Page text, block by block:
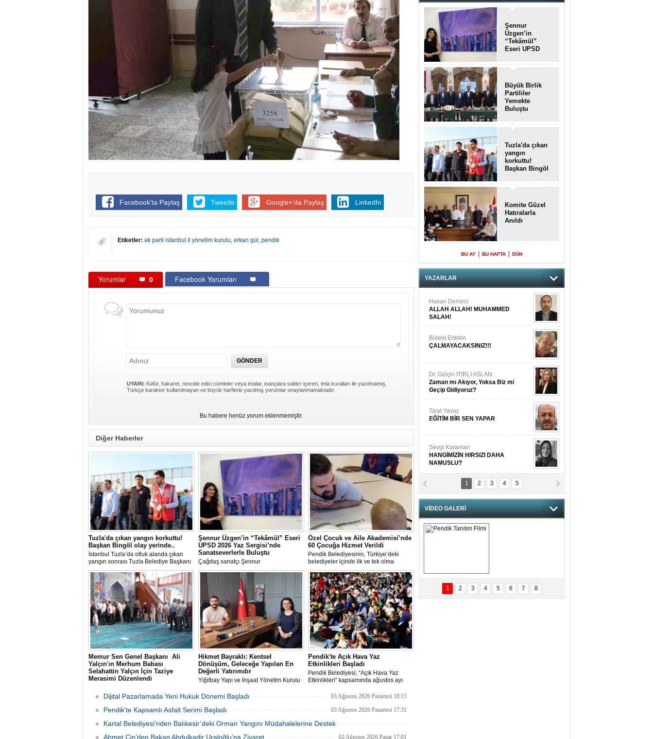
Facebook'ta Paylaş Tweetle Google+'da Paylaş LinkedIn
Etiketler: ak parti istanbul il yönetim kurulu, erkan gül , pendik
Yorumlar 0 Facebook Yorumları
UYARI: Küfür, hakaret, rencide edici cümleler veya imalar, inançlara saldırı içeren, imla kuralları ile yazılmamış,
Türkçe karakter kullanılmayan ve büyük harflerle yazılmış yorumlar onaylanmamaktadır.
Bu habere henüz yorum eklenmemiştir.
Diğer Haberler
Tuzla'da çıkan yangın korkuttu!
Başkan Bingöl olay yerinde..
İstanbul Tuzla’da otluk alanda çıkan
yangın sonrası Tuzla Belediye Başkanı
Av. Eren Ali Bingöl de bölgeye giderek
incelemelerde bulundu.
Şennur Üzgen’in “Tekâmül” Eseri
UPSD 2026 Yaz Sergisi’nde
Sanatseverlerle Buluştu
Çağdaş sanatçı Şennur
Üzgen’in Tekâmül adlı eseri,
Uluslararası Plastik Sanatlar Derneği
(UPSD) tarafından düzenlenen 2026
Yaz Sergisi’nde sanatseverlerle buluştu.
Özel Çocuk ve Aile Akademisi’nde
60 Çocuğa Hizmet Verildi
Pendik Belediyesinin, Türkiye’deki
belediyeler içinde ilk ve tek olma
özelliği taşıyan “Özel Çocuk ve Aile
Akademisi” programından ilk dönemde
60 özel çocuk yararlandı.
Memur Sen Genel Başkanı Ali
Yalçın'ın Merhum Babası
Selahattin Yalçın İçin Taziye
Merasimi Düzenlendi
rahmet-i Rahman'a kavuşan kıymetli
babası Selahattin Yalçın için, Eğitim-Bir-
Sen İstanbul Şubelerinin
günü Sultanbeyli Abdurrahmangazi
Hikmet Bayraklı: Kentsel
Dönüşüm, Geleceğe Yapılan En
Değerli Yatırımdır
Yiğitbay Yapı ve İnşaat Yönetim Kurulu
Bayraklı, emlak ve gayrimenkul
danışmanı Aslı Alan’ı çalışma ofisinde
ağırladı
Pendik'te Açık Hava Yaz
Etkinlikleri Başladı
Pendik Belediyesi, “Açık Hava Yaz
Etkinlikleri” kapsamında ağustos ayı
geceleri ve açık hava tiyatrolarıyla
etkinliklerinde buluşturuyor.
Dijital Pazarlamada Yeni Hukuk Dönemi Başladı 03 Ağustos 2026 Pazartesi 18:15
Pendik'te Kapsamlı Asfalt Serimi Başladı 03 Ağustos 2026 Pazartesi 17:31
Kartal Belediyesi’nden Balıkesir’deki Orman Yangını Müdahalelerine Destek
03 Ağustos 2026 Pazartesi 11:55
Ahmet Cin’den Bakan Abdulkadir Uraloğlu’na Ziyaret 02 Ağustos 2026 Pazar 17:01
Şennur
Üzgen’in
“Tekâmül”
Eseri UPSD
Sergisi’nde
Büyük Birlik
Partililer
Yemekte
Buluştu
Tuzla'da çıkan
yangın
korkuttu!
Başkan Bingöl
Komite Güzel
Hatıralarla
Anıldı
BU AY BU HAFTA DÜN
YAZARLAR
Hasan Demirci
ALLAH ALLAH! MUHAMMED
SALAH!
Bülent Ertekin
ÇALMAYACAKSINIZ!!!
Dr. Gülçin ITIRLI ASLAN
Zaman mı Akıyor, Yoksa Biz mi
Geçip Gidiyoruz?
Talat Yavuz
EĞİTİM BİR SEN YAPAR
Sevgi Karaman
HANGİMİZİN HIRSIZI DAHA
NAMUSLU?
Prof. Dr. Cahit Kurbanoğlu
Fatma Saçak Akbulut
SANAL KERHANE!
Abbas Levent Ertekin
Sanal Medyanın Dijital Savaş Alanı
1 2 3 4 5
VİDEO GALERİ
Pendik Tanıtım
Filmi
1 2 3 4 5 6 7 8